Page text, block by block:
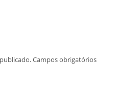
Campos obrigatórios